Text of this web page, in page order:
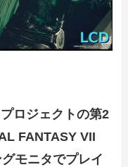
ロジェクトの第2
FANTASY VII
モニタでプレイ